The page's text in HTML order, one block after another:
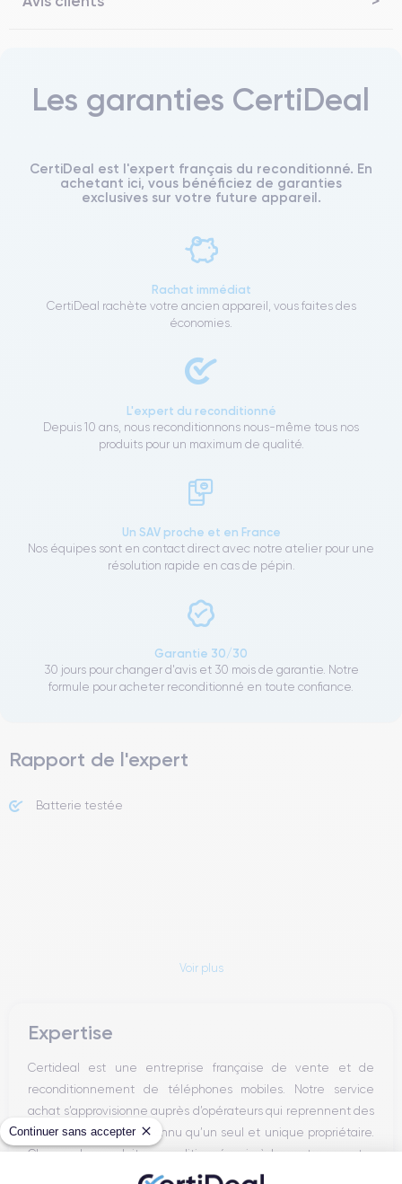
Continuer sans accepter
Les garanties CertiDeal
CertiDeal est l'expert français du reconditionné. En
achetant ici, vous bénéficiez de garanties
exclusives sur votre future appareil.
Rachat immédiat
CertiDeal rachète votre ancien appareil, vous faites des
économies.
L'expert du reconditionné
Depuis 10 ans, nous reconditionnons nous-même tous nos
produits pour un maximum de qualité.
Un SAV proche et en France
Nos équipes sont en contact direct avec notre atelier pour une
résolution rapide en cas de pépin.
Garantie 30/30
30 jours pour changer d'avis et 30 mois de garantie. Notre
formule pour acheter reconditionné en toute confiance.
Rapport de l'expert
Batterie testée
Voir plus
Expertise
Certideal est une entreprise française de vente et de
reconditionnement de téléphones mobiles. Notre service
achat s’approvisionne auprès d’opérateurs qui reprennent des
smartphones n’ayant connu qu’un seul et unique propriétaire.
Chacun des produits reconditionnés mis à la vente sur notre
site est alors récupéré physiquement par nos soins et suit dans